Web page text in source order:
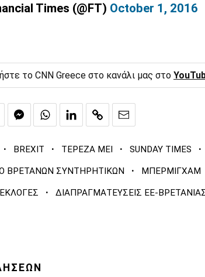
Times (@FT) October 1, 2016
το CNN Greece στο κανάλι μας στο
· BREXIT · ΤΕΡΕΖΑ ΜΕΙ · SUNDAY TIMES ·
ΒΡΕΤΑΝΩΝ ΣΥΝΤΗΡΗΤΙΚΩΝ · ΜΠΕΡΜΙΓΧΑΜ
· ΔΙΑΠΡΑΓΜΑΤΕΥΣΕΙΣ ΕΕ-